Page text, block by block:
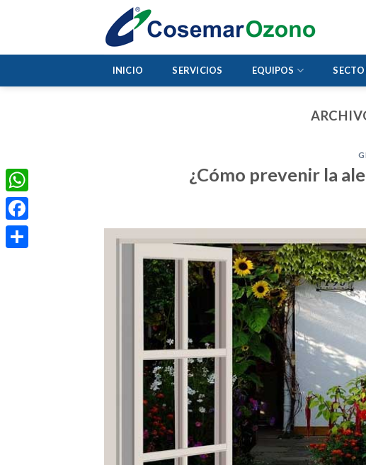
INICIO SERVICIOS EQUIPOS
¿Cómo prevenir la
WhatsApp
Facebook